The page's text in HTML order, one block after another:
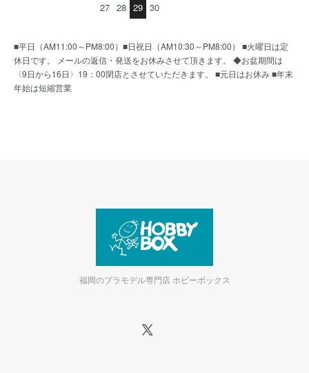
27 28 29 30
■平日（AM11:00～PM8:00）■日祝日（AM10:30～PM8:00） ■火曜日は定
休日です。 メールの返信・発送をお休みさせて頂きます。 ◆お盆期間は
〈9日から16日〉19：00閉店とさせていただきます。 ■元日はお休み ■年末
年始は短縮営業
福岡のプラモデル専門店 ホビーボックス